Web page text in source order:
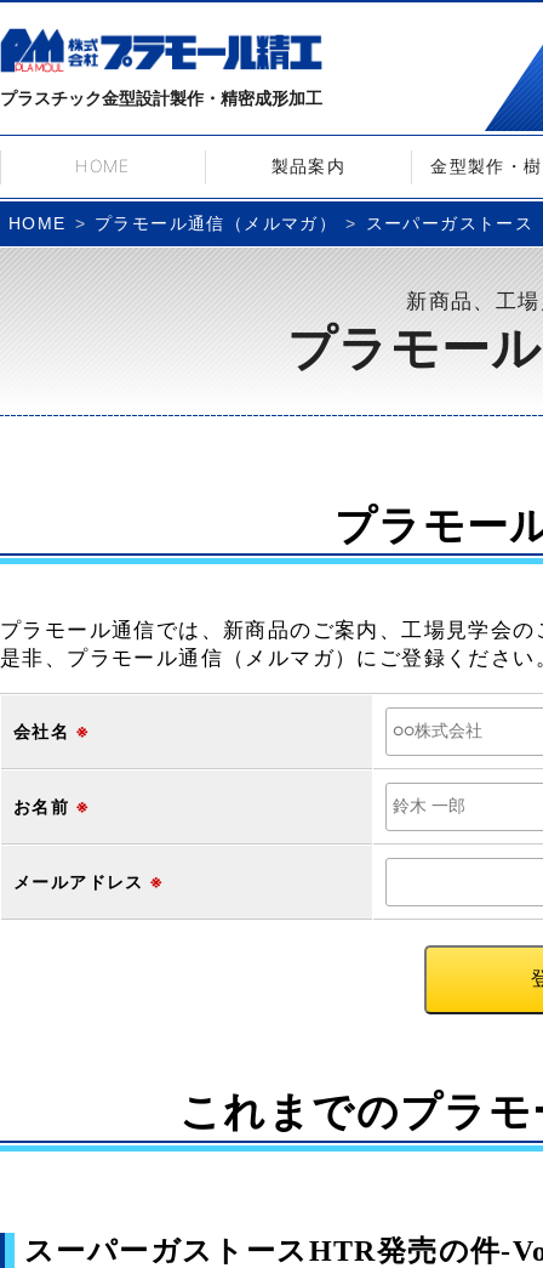
プラスチック金型設計製作・精密成形加工
HOME 製品案内 金型製作・
HOME プラモール通信（メルマガ） スーパーガストース
新商品、工
プラモー
プラモー
プラモール通信では、新商品のご案内、工場見学会
是非、プラモール通信（メルマガ）にご登録ください
会社名 ※
お名前 ※
メールアドレス ※
これまでのプラ
スーパーガストースHTR発売の件-